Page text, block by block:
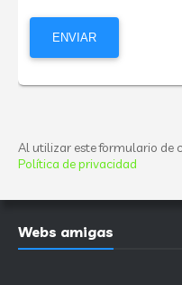
Al utilizar este formulario de
Política de privacidad
Webs amigas